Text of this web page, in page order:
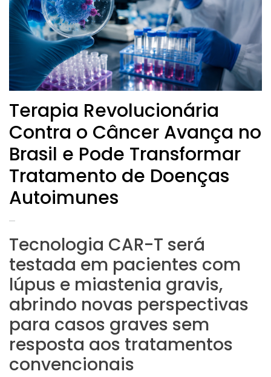
Terapia Revolucionária
Contra o Câncer Avança no
Brasil e Pode Transformar
Tratamento de Doenças
Autoimunes
Tecnologia CAR-T será
testada em pacientes com
lúpus e miastenia gravis,
abrindo novas perspectivas
para casos graves sem
resposta aos tratamentos
convencionais